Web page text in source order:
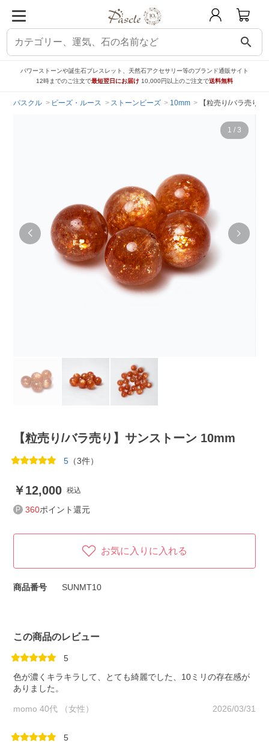
search
パワーストーンや誕生石ブレスレット、天然石アクセサリー等のブランド通販サイト
12時までのご注文で最短翌日にお届け 10,000円以上のご注文で送料無料
パスクル ビーズ・ルース ストーンビーズ 10mm 【粒売り/バラ売り
1 / 3
【粒売り/バラ売り】サンストーン 10mm
5 （3件）
12,000 税込
360ポイント還元
お気に入りに入れる
商品番号 SUNMT10
この商品のレビュー
5
色が濃くキラキラして、とても綺麗でした、10ミリの存在感が
ありました。
momo 40代 （女性） 2026/03/31
5